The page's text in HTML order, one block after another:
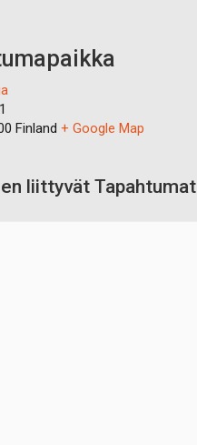
Finland + Google Map
liittyvät Tapahtumat